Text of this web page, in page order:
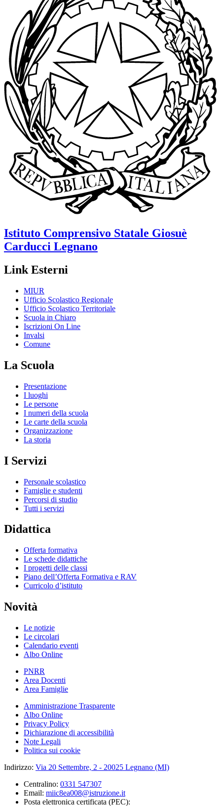
Istituto Comprensivo Statale Giosuè
Carducci Legnano
Link Esterni
MIUR
Ufficio Scolastico Regionale
Ufficio Scolastico Territoriale
Scuola in Chiaro
Iscrizioni On Line
Invalsi
Comune
La Scuola
Presentazione
I luoghi
Le persone
I numeri della scuola
Le carte della scuola
Organizzazione
La storia
I Servizi
Personale scolastico
Famiglie e studenti
Percorsi di studio
Tutti i servizi
Didattica
Offerta formativa
Le schede didattiche
I progetti delle classi
Piano dell’Offerta Formativa e RAV
Curricolo d’istituto
Novità
Le notizie
Le circolari
Calendario eventi
Albo Online
PNRR
Area Docenti
Area Famiglie
Amministrazione Trasparente
Albo Online
Privacy Policy
Dichiarazione di accessibilità
Note Legali
Politica sui cookie
Indirizzo: Via 20 Settembre, 2 - 20025 Legnano (MI)
Centralino: 0331 547307
Email: miic8ea008@istruzione.it
Posta elettronica certificata (PEC):